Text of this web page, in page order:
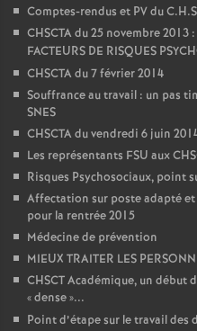
Comptes-rendus et PV du
CHSCTA du 25 novembre 2013
FACTEURS DE RISQUES
CHSCTA du 7 février 2014
Souffrance au travail : un pas
SNES
CHSCTA du vendredi 6 juin
Les représentants FSU aux
Risques Psychosociaux, point
Affectation sur poste adapté
pour la rentrée 2015
Médecine de prévention
MIEUX TRAITER LES
CHSCT Académique, un début
«dense»...
Point d’étape sur le travail des